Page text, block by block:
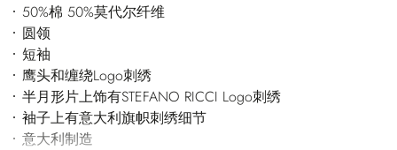
50%棉 50%莫代尔纤维
圆领
短袖
鹰头和缠绕Logo刺绣
半月形片上饰有STEFANO RICCI Logo刺绣
袖子上有意大利旗帜刺绣细节
意大利制造